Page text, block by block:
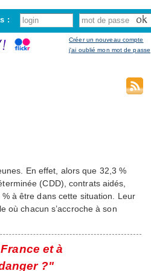
:
Créer un nouveau compte
j'ai oublié mon mot de passe
En effet, alors que 32,3 %
(CDD), contrats aidés,
à être dans cette situation. Leur
où chacun s’accroche à son
et à
?"